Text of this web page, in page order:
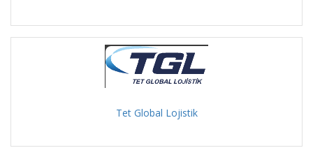
Tet Global Lojistik